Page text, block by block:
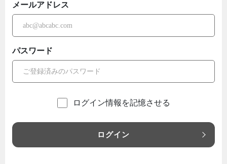
メールアドレス
パスワード
ログイン情報を記憶させる
ログイン